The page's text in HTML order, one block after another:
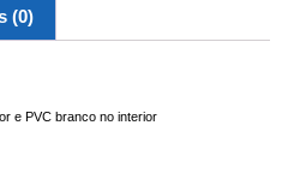
(0)
e PVC branco no interior